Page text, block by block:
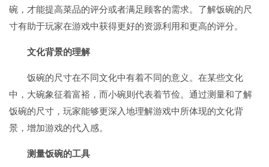
碗，才能提高菜品的评分或者满足顾客的需求。了解饭碗的尺
寸有助于玩家在游戏中获得更好的资源利用和更高的评分。
文化背景的理解
饭碗的尺寸在不同文化中有着不同的意义。在某些文化
中，大碗象征着富裕，而小碗则代表着节俭。通过测量和了解
饭碗的尺寸，玩家能够更深入地理解游戏中所体现的文化背
景，增加游戏的代入感。
测量饭碗的工具